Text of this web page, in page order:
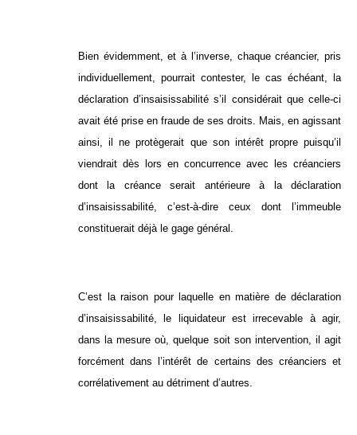
Bien évidemment, et à l’inverse, chaque créancier, pris
individuellement, pourrait contester, le cas échéant, la
déclaration d’insaisissabilité s’il considérait que celle-ci
avait été prise en fraude de ses droits. Mais, en agissant
ainsi, il ne protègerait que son intérêt propre puisqu’il
viendrait dès lors en concurrence avec les créanciers
dont la créance serait antérieure à la déclaration
d’insaisissabilité, c’est-à-dire ceux dont l’immeuble
constituerait déjà le gage général.
C’est la raison pour laquelle en matière de déclaration
d’insaisissabilité, le liquidateur est irrecevable à agir,
dans la mesure où, quelque soit son intervention, il agit
forcément dans l’intérêt de certains des créanciers et
corrélativement au détriment d’autres.